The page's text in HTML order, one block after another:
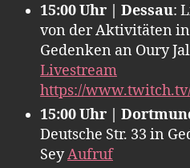
15:00 Uhr | Dessau:
von der Aktivitäten in
Gedenken an Oury
Livestream
https://
15:00 Uhr |
Deutsche Str. 33 in
SeyAufruf